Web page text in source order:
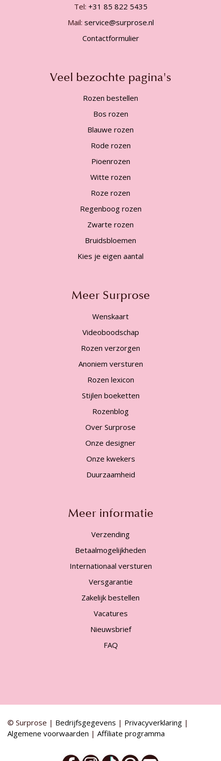
Tel: +31 85 822 5435
Mail: service@surprose.nl
Contactformulier
Veel bezochte pagina's
Rozen bestellen
Bos rozen
Blauwe rozen
Rode rozen
Pioenrozen
Witte rozen
Roze rozen
Regenboog rozen
Zwarte rozen
Bruidsbloemen
Kies je eigen aantal
Meer Surprose
Wenskaart
Videoboodschap
Rozen verzorgen
Anoniem versturen
Rozen lexicon
Stijlen boeketten
Rozenblog
Over Surprose
Onze designer
Onze kwekers
Duurzaamheid
Meer informatie
Verzending
Betaalmogelijkheden
Internationaal versturen
Versgarantie
Zakelijk bestellen
Vacatures
Nieuwsbrief
FAQ
© Surprose | Bedrijfsgegevens | Privacyverklaring |
Algemene voorwaarden | Affiliate programma